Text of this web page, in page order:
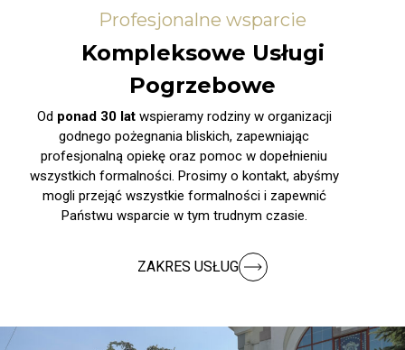
Profesjonalne wsparcie
Kompleksowe Usługi
Pogrzebowe
Od ponad 30 latwspieramy rodziny w organizacji
godnego pożegnania bliskich, zapewniając
profesjonalną opiekę oraz pomoc w dopełnieniu
wszystkich formalności. Prosimy o kontakt, abyśmy
mogli przejąć wszystkie formalności i zapewnić
Państwu wsparcie w tym trudnym czasie.
ZAKRES USŁUG